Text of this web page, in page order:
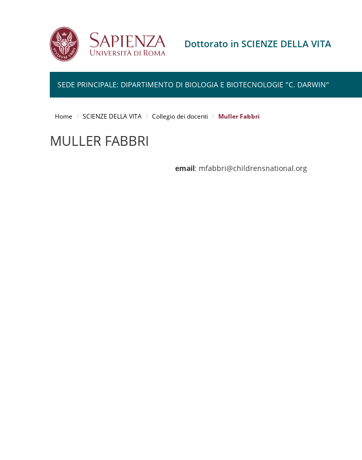
Dottorato in SCIENZE DELLA VITA
SEDE PRINCIPALE: DIPARTIMENTO DI BIOLOGIA E BIOTECNOLOGIE "C. DARWIN"
Home SCIENZE DELLA VITA Collegio dei docenti Muller Fabbri
MULLER FABBRI
email: mfabbri@childrensnational.org